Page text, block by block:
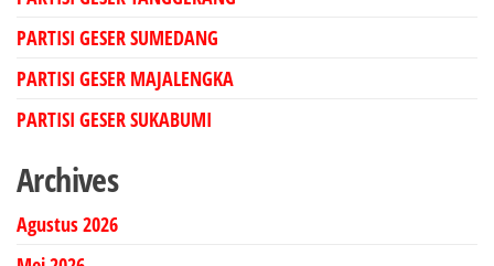
PARTISI GESER SUMEDANG
PARTISI GESER MAJALENGKA
PARTISI GESER SUKABUMI
Archives
Agustus 2026